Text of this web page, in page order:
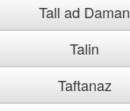
Tall ad Daman
Talin
Taftanaz